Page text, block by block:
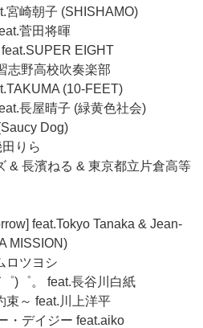
宮崎朝子 (SHISHAMO)
菅田将暉
EIGHT
志野高校吹奏楽部
(10-FEET)
長屋晴子 (緑黄色社会)
Dog)
りら
& 長濱ねる & 東京都立片倉高等
feat.Tokyo Tanaka & Jean-
MISSION)
ロツヨシ
)゜。 feat.長谷川白紙
束～ feat.川上洋平
・デイジー feat.aiko